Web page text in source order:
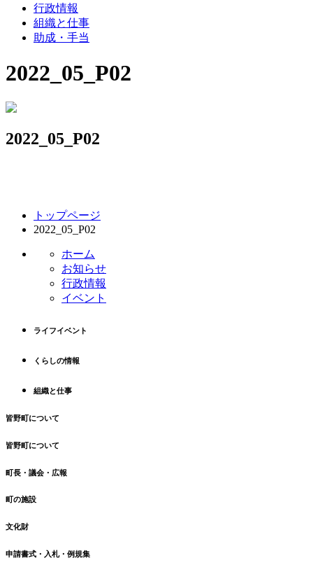
行政情報
組織と仕事
助成・手当
2022_05_P02
2022_05_P02
トップページ
2022_05_P02
ホーム
お知らせ
行政情報
イベント
ライフイベント
くらしの情報
組織と仕事
皆野町について
皆野町について
町長・議会・広報
町の施設
文化財
申請書式・入札・例規集